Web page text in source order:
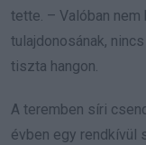
tette. – Valóban nem
tulajdonosának,
tiszta hangon.
A teremben síri
évben egy